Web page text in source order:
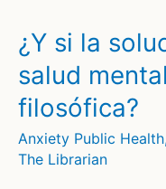
35%
del
alumnado
tiene
prejuicios
¿Y si la
salud
filosófica?
Anxiety Public Health
The Librarian